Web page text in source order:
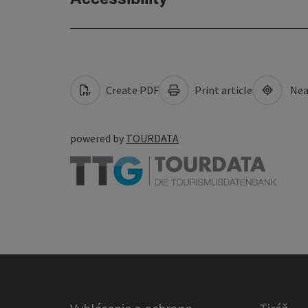
Create PDF Print article
powered by TOURDATA